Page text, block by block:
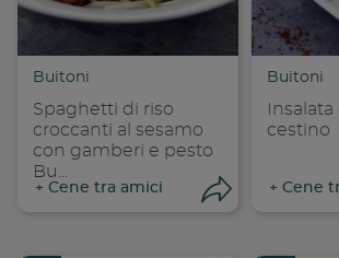
Buitoni
Spaghetti di riso
croccanti al sesamo
con gamberi e pesto
Bu...
+ Cene tra amici
Buitoni
cestino
+ Cene